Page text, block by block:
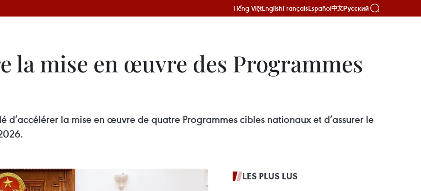
Tiếng ViệtEnglishFrançaisEspañol中文Русский
la mise en œuvre des Programmes
d’accélérer la mise en œuvre de quatre Programmes cibles nationaux et d’assurer le
LES PLUS LUS